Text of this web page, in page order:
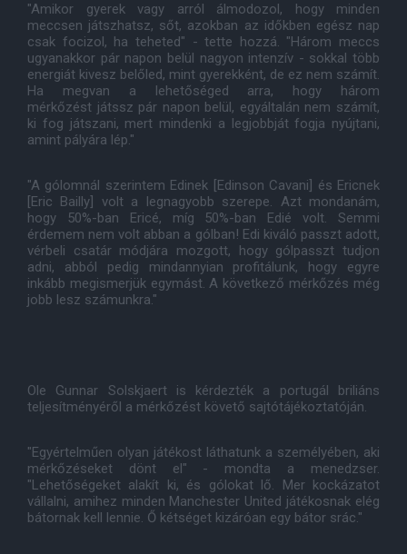
"Amikor gyerek vagy arról álmodozol, hogy minden
meccsen játszhatsz, sőt, azokban az időkben egész nap
csak focizol, ha teheted" - tette hozzá. "Három meccs
ugyanakkor pár napon belül nagyon intenzív - sokkal több
energiát kivesz belőled, mint gyerekként, de ez nem számít.
Ha megvan a lehetőséged arra, hogy három
mérkőzést játssz pár napon belül, egyáltalán nem számít,
ki fog játszani, mert mindenki a legjobbját fogja nyújtani,
amint pályára lép."
"A gólomnál szerintem Edinek [Edinson Cavani] és Ericnek
[Eric Bailly] volt a legnagyobb szerepe. Azt mondanám,
hogy 50%-ban Ericé, míg 50%-ban Edié volt. Semmi
érdemem nem volt abban a gólban! Edi kiváló passzt adott,
vérbeli csatár módjára mozgott, hogy gólpasszt tudjon
adni, abból pedig mindannyian profitálunk, hogy egyre
inkább megismerjük egymást. A következő mérkőzés még
jobb lesz számunkra."
Ole Gunnar Solskjaert is kérdezték a portugál briliáns
teljesítményéről a mérkőzést követő sajtótájékoztatóján.
"Egyértelműen olyan játékost láthatunk a személyében, aki
mérkőzéseket dönt el" - mondta a menedzser.
"Lehetőségeket alakít ki, és gólokat lő. Mer kockázatot
vállalni, amihez minden Manchester United játékosnak elég
bátornak kell lennie. Ő kétséget kizáróan egy bátor srác."